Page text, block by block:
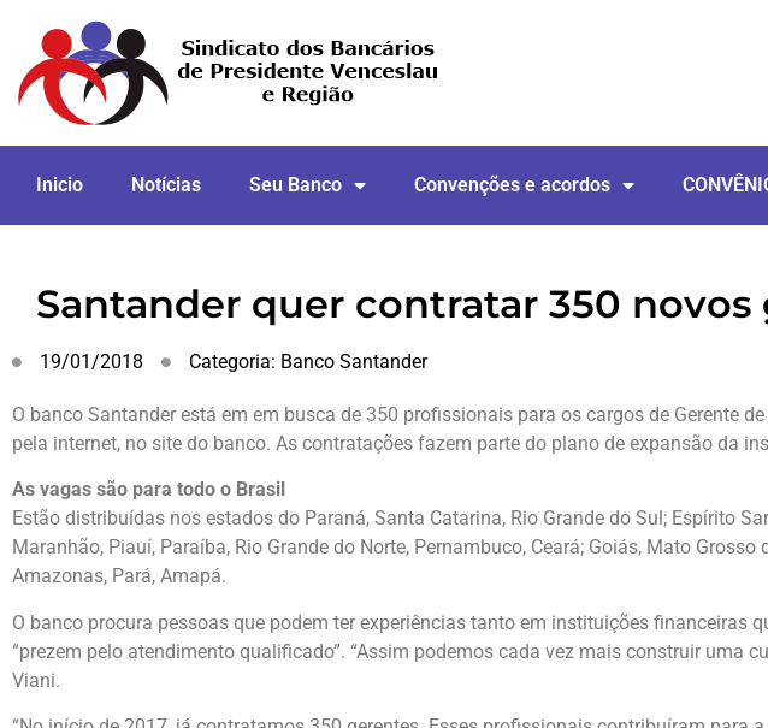
Inicio Notícias Seu Banco Convenções e acordos
Santander quer contratar 350
19/01/2018 Categoria: Banco Santander
O banco Santander está em em busca de 350 profissionais para os cargos de Gerente
pela internet, no site do banco. As contratações fazem parte do plano de expansão da
As vagas são para todo o Brasil
Estão distribuídas nos estados do Paraná, Santa Catarina, Rio Grande do Sul; Espírito
Maranhão, Piauí, Paraíba, Rio Grande do Norte, Pernambuco, Ceará; Goiás, Mato
Amazonas, Pará, Amapá.
O banco procura pessoas que podem ter experiências tanto em instituições financeiras
“prezem pelo atendimento qualificado”. “Assim podemos cada vez mais construir uma
Viani.